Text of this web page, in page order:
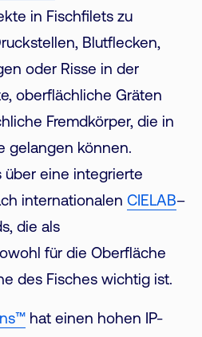
in Fischfilets zu
Blutflecken,
oder Risse in der
oberflächliche Gräten
Fremdkörper, die in
gelangen können.
über eine integrierte
internationalen CIELAB–
die als
für die Oberfläche
des Fisches wichtig ist.
hat einen hohen IP-